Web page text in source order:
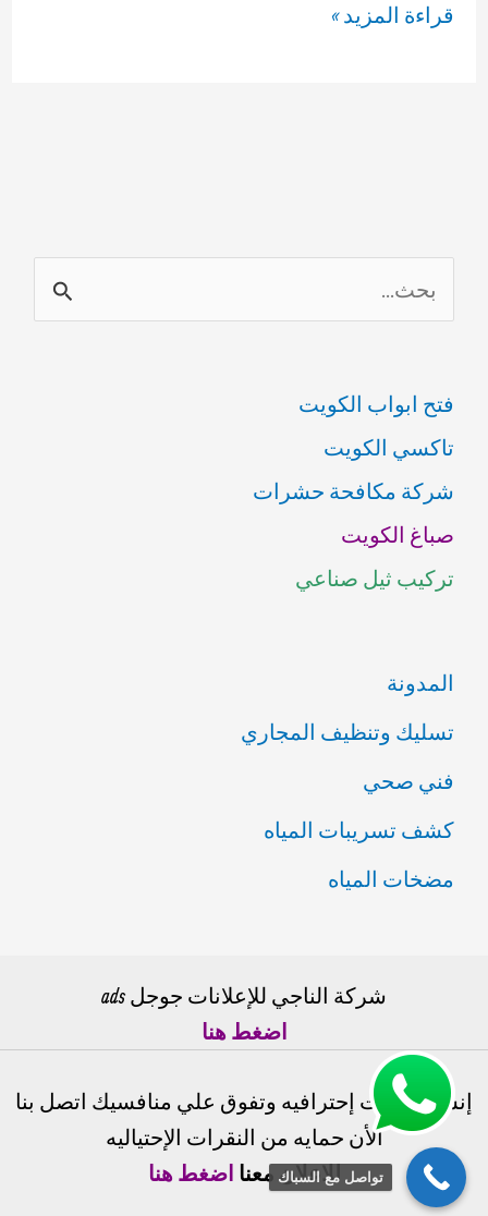
فني
قراءة المزيد »
ل
ح
ث
ع
ن
:
فتح ابواب الكويت
تاكسي الكويت
شركة مكافحة حشرات
صباغ الكويت
تركيب ثيل صناعي
المدونة
تسليك وتنظيف المجاري
فني صحي
كشف تسريبات المياه
مضخات المياه
شركة الناجي للإعلانات جوجل ads
اضغط هنا
إنشاء حملات إحترافيه وتفوق علي منافسيك اتصل بنا
الأن حمايه من النقرات الإحتياليه
للاعلان معنا اضغط هنا تواصل مع السباك